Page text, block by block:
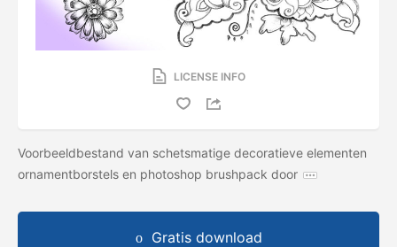
LICENSE INFO
Voorbeeldbestand van schetsmatige decoratieve elementen
ornamentborstels en photoshop brushpack door
Gratis download